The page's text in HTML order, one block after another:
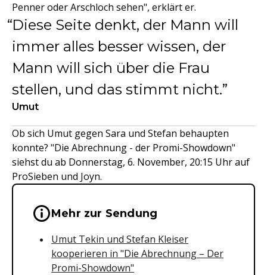
Penner oder Arschloch sehen", erklärt er.
Diese Seite denkt, der Mann will
immer alles besser wissen, der
Mann will sich über die Frau
stellen, und das stimmt nicht.
Umut
Ob sich Umut gegen Sara und Stefan behaupten
konnte? "Die Abrechnung - der Promi-Showdown"
siehst du ab Donnerstag, 6. November, 20:15 Uhr auf
ProSieben und Joyn.
Wichtige Hinweise &
Mehr zur Sendung
Umut Tekin und Stefan Kleiser
kooperieren in "Die Abrechnung – Der
Promi-Showdown"